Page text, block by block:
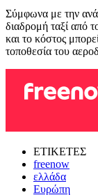
Σύμφωνα με την
διαδρομή ταξί από
και το κόστος
τοποθεσία του
ΕΤΙΚΕΤΕΣ
freenow
ελλάδα
Ευρώπη